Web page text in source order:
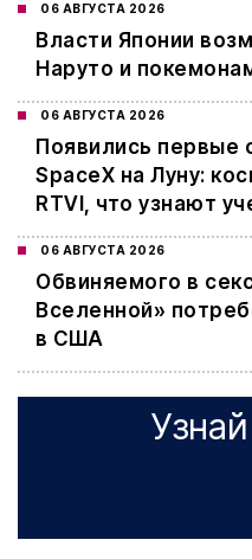
06 АВГУСТА 2026
Власти Японии
Наруто и
06 АВГУСТА 2026
Появились первые
SpaceX на Луну:
RTVI, что узнают
06 АВГУСТА 2026
Обвиняемого в
Вселенной»
в США